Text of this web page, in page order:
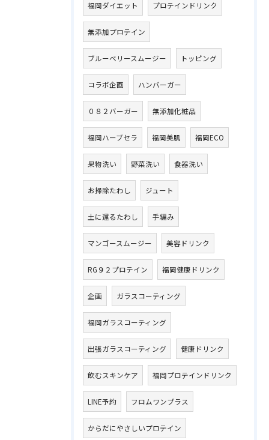
福岡ダイエット プロテインドリンク
無添加プロテイン
ブルーベリースムージー トッピング
コラボ企画 ハンバーガー
０８２バーガー 無添加化粧品
福岡ハーブセラ 福岡美肌 福岡ECO
果物洗い 野菜洗い 食器洗い
お掃除たわし ジュート
土に還るたわし 手編み
マンゴースムージー 美容ドリンク
RG９２プロテイン 福岡健康ドリンク
企画 ガラスコーティング
福岡ガラスコーティング
出張ガラスコーティング 健康ドリンク
飲むスキンケア 福岡プロテインドリンク
LINE予約 フロムワンプラス
からだにやさしいプロテイン